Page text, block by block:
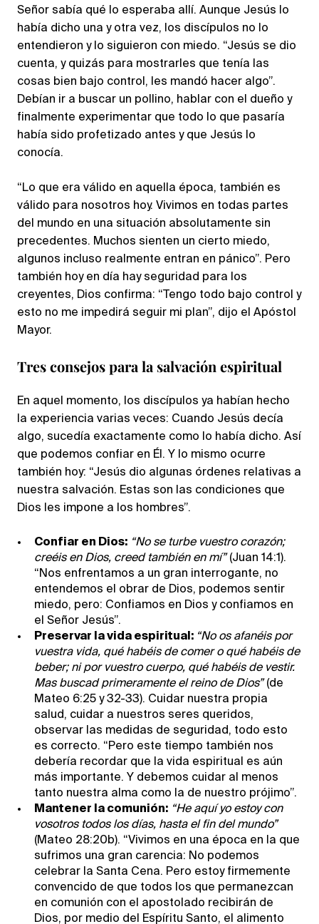
Señor sabía qué lo esperaba allí. Aunque Jesús lo
había dicho una y otra vez, los discípulos no lo
entendieron y lo siguieron con miedo. “Jesús se dio
cuenta, y quizás para mostrarles que tenía las
cosas bien bajo control, les mandó hacer algo”.
Debían ir a buscar un pollino, hablar con el dueño y
finalmente experimentar que todo lo que pasaría
había sido profetizado antes y que Jesús lo
conocía.
“Lo que era válido en aquella época, también es
válido para nosotros hoy. Vivimos en todas partes
del mundo en una situación absolutamente sin
precedentes. Muchos sienten un cierto miedo,
algunos incluso realmente entran en pánico”. Pero
también hoy en día hay seguridad para los
creyentes, Dios confirma: “Tengo todo bajo control y
esto no me impedirá seguir mi plan”, dijo el Apóstol
Mayor.
Tres consejos para la salvación espiritual
En aquel momento, los discípulos ya habían hecho
la experiencia varias veces: Cuando Jesús decía
algo, sucedía exactamente como lo había dicho. Así
que podemos confiar en Él. Y lo mismo ocurre
también hoy: “Jesús dio algunas órdenes relativas a
nuestra salvación. Estas son las condiciones que
Dios les impone a los hombres”.
Confiar en Dios: “No se turbe vuestro corazón;
creéis en Dios, creed también en mí” (Juan 14:1).
“Nos enfrentamos a un gran interrogante, no
entendemos el obrar de Dios, podemos sentir
miedo, pero: Confiamos en Dios y confiamos en
el Señor Jesús”.
Preservar la vida espiritual: “No os afanéis por
vuestra vida, qué habéis de comer o qué habéis de
beber; ni por vuestro cuerpo, qué habéis de vestir.
Mas buscad primeramente el reino de Dios”(de
Mateo 6:25 y 32-33). Cuidar nuestra propia
salud, cuidar a nuestros seres queridos,
observar las medidas de seguridad, todo esto
es correcto. “Pero este tiempo también nos
debería recordar que la vida espiritual es aún
más importante. Y debemos cuidar al menos
tanto nuestra alma como la de nuestro prójimo”.
Mantener la comunión: “He aquí yo estoy con
vosotros todos los días, hasta el fin del mundo”
(Mateo 28:20b). “Vivimos en una época en la que
sufrimos una gran carencia: No podemos
celebrar la Santa Cena. Pero estoy firmemente
convencido de que todos los que permanezcan
en comunión con el apostolado recibirán de
Dios, por medio del Espíritu Santo, el alimento